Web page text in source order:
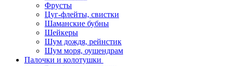
Фрусты
Цуг-флейты, свистки
Шаманские бубны
Шейкеры
Шум дождя, рейнстик
Шум моря, оушендрам
Палочки и колотушки